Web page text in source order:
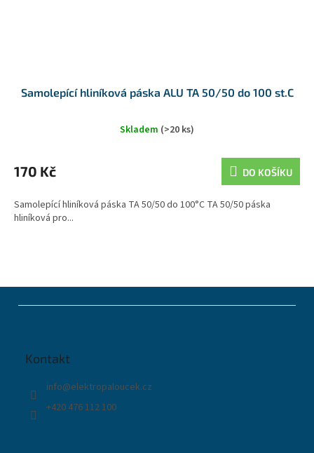
Samolepící hliníková páska ALU TA 50/50 do 100 st.C
Skladem (>20 ks)
170 Kč DO KOŠÍKU
Samolepící hliníková páska TA 50/50 do 100°C TA 50/50 páska
hliníková pro...
Kontakt
info@elektropaloucek.cz
+420 476 112 100